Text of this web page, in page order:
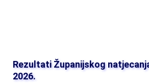
Rezultati Županijskog
2026.